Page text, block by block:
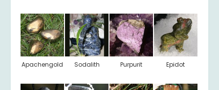
Apachengold Sodalith Purpurit Epidot